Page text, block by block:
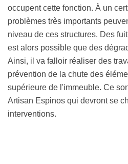
occupent cette fonction. À un
problèmes très importants
niveau de ces structures. Des
est alors possible que des
Ainsi, il va falloir réaliser des
prévention de la chute des
supérieure de l'immeuble. Ce
Artisan Espinos qui devront se
interventions.